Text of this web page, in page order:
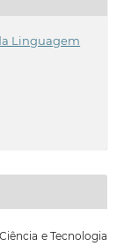
Linguagem
e Tecnologia